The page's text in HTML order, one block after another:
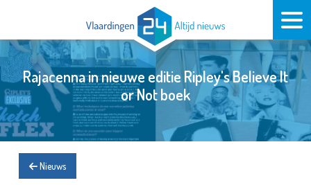
Rajacenna in nieuwe editie Ripley's Believe It
or Not boek
Nieuws